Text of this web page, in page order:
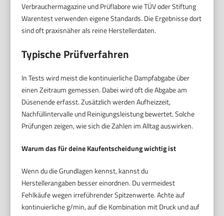
Verbrauchermagazine und Prüflabore wie TÜV oder Stiftung
Warentest verwenden eigene Standards. Die Ergebnisse dort
sind oft praxisnäher als reine Herstellerdaten.
Typische Prüfverfahren
In Tests wird meist die kontinuierliche Dampfabgabe über
einen Zeitraum gemessen. Dabei wird oft die Abgabe am
Düsenende erfasst. Zusätzlich werden Aufheizzeit,
Nachfüllintervalle und Reinigungsleistung bewertet. Solche
Prüfungen zeigen, wie sich die Zahlen im Alltag auswirken.
Warum das für deine Kaufentscheidung wichtig ist
Wenn du die Grundlagen kennst, kannst du
Herstellerangaben besser einordnen. Du vermeidest
Fehlkäufe wegen irreführender Spitzenwerte. Achte auf
kontinuierliche g/min, auf die Kombination mit Druck und auf